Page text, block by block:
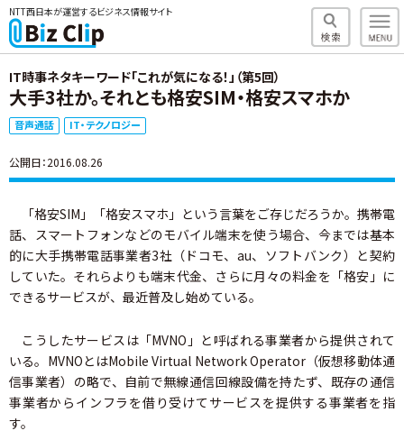
NTT西日本が運営するビジネス情報サイト
IT時事ネタキーワード「これが気になる！」（第5回）
大手3社か。それとも格安SIM・格安スマホか
音声通話 IT・テクノロジー
公開日：2016.08.26
「格安SIM」「格安スマホ」という言葉をご存じだろうか。携帯電
話、スマートフォンなどのモバイル端末を使う場合、今までは基本
的に大手携帯電話事業者3社（ドコモ、au、ソフトバンク）と契約
していた。それらよりも端末代金、さらに月々の料金を「格安」に
できるサービスが、最近普及し始めている。
こうしたサービスは「MVNO」と呼ばれる事業者から提供されて
いる。MVNOとはMobile Virtual Network Operator（仮想移動体通
信事業者）の略で、自前で無線通信回線設備を持たず、既存の通信
事業者からインフラを借り受けてサービスを提供する事業者を指
す。